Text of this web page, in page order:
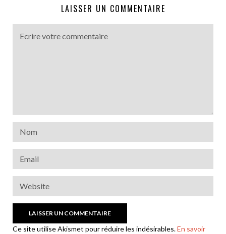
LAISSER UN COMMENTAIRE
Ce site utilise Akismet pour réduire les indésirables.En savoir